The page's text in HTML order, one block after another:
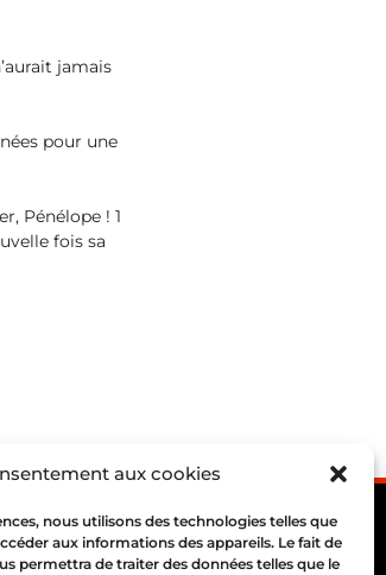
aux cookies
nous utilisons des technologies telles que
aux informations des appareils. Le fait de
permettra de traiter des données telles que le
jamais
pour une
Pénélope ! 1
fois sa